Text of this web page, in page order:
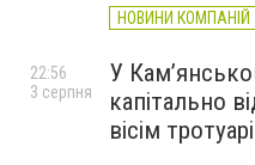
НОВИНИ КОМПАНІЙ
У
капітально
вісім
22:56
3 серпня